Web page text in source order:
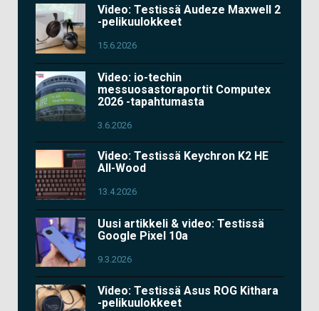
Video: Testissä Audeze Maxwell 2
-pelikuulokkeet
15.6.2026
Video: io-techin
messuosastoraportit Computex
2026 -tapahtumasta
3.6.2026
Video: Testissä Keychron K2 HE
All-Wood
13.4.2026
Uusi artikkeli & video: Testissä
Google Pixel 10a
9.3.2026
Video: Testissä Asus ROG Kithara
-pelikuulokkeet